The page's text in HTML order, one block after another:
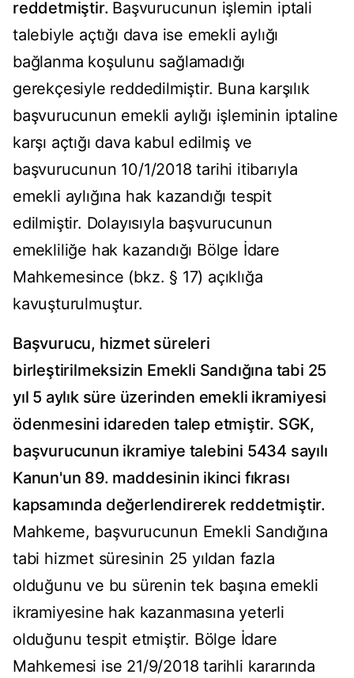
reddetmiştir. Başvurucunun işlemin iptali
talebiyle açtığı dava ise emekli aylığı
bağlanma koşulunu sağlamadığı
gerekçesiyle reddedilmiştir. Buna karşılık
başvurucunun emekli aylığı işleminin iptaline
karşı açtığı dava kabul edilmiş ve
başvurucunun 10/1/2018 tarihi itibarıyla
emekli aylığına hak kazandığı tespit
edilmiştir. Dolayısıyla başvurucunun
emekliliğe hak kazandığı Bölge İdare
Mahkemesince (bkz. § 17) açıklığa
kavuşturulmuştur.
Başvurucu, hizmet süreleri
birleştirilmeksizin Emekli Sandığına tabi 25
yıl 5 aylık süre üzerinden emekli ikramiyesi
ödenmesini idareden talep etmiştir. SGK,
başvurucunun ikramiye talebini 5434 sayılı
Kanun'un 89. maddesinin ikinci fıkrası
kapsamında değerlendirerek reddetmiştir.
Mahkeme, başvurucunun Emekli Sandığına
tabi hizmet süresinin 25 yıldan fazla
olduğunu ve bu sürenin tek başına emekli
ikramiyesine hak kazanmasına yeterli
olduğunu tespit etmiştir. Bölge İdare
Mahkemesi ise 21/9/2018 tarihli kararında